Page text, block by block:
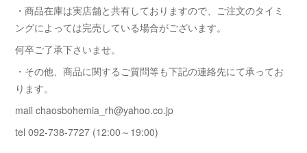
・商品在庫は実店舗と共有しておりますので、ご注文のタイミ
ングによっては完売している場合がございます。
何卒ご了承下さいませ。
・その他、商品に関するご質問等も下記の連絡先にて承ってお
ります。
mail chaosbohemia_rh@yahoo.co.jp
tel 092-738-7727 (12:00～19:00)